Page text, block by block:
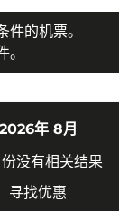
的机票。
2026年 8月
没有相关结果
寻找优惠